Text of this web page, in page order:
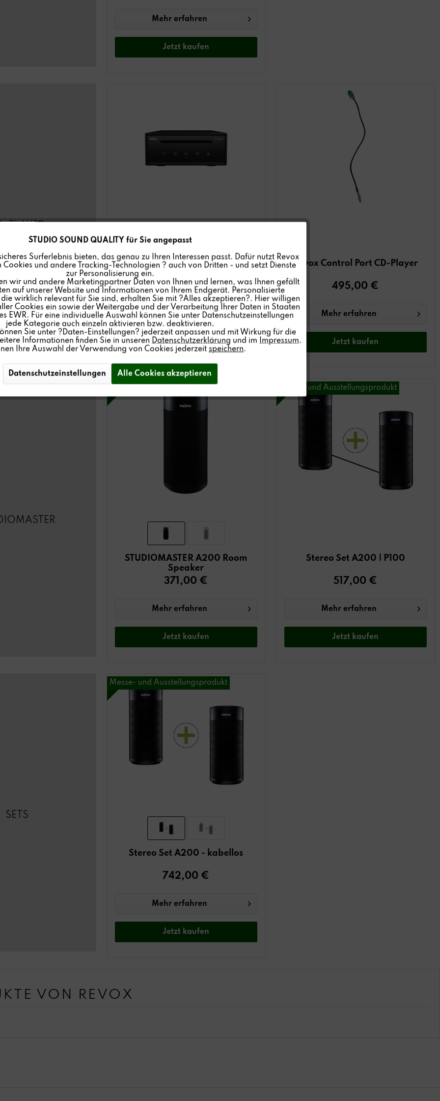
Mehr erfahren
Jetzt kaufen
Revox STUDIOMASTER CD100 CD-
1.895,00 €
Mehr erfahren
Jetzt kaufen
Revox Control Port CD-Player
495,00 €
Mehr erfahren
Jetzt kaufen
STUDIOMASTER A200 Room
Speaker
371,00 €
Mehr erfahren
Jetzt kaufen
Messe- und Ausstellungsprodukt
Stereo Set A200 | P100
517,00 €
Mehr erfahren
Jetzt kaufen
SETS
Messe- und Ausstellungsprodukt
Stereo Set A200 - kabellos
742,00 €
Mehr erfahren
Jetzt kaufen
VON REVOX
Inaktiv
Inaktiv
Inaktiv
STUDIO SOUND QUALITY für Sie angepasst
Surferlebnis bieten, das genau zu Ihren Interessen passt. Dafür nutzt Revox
Cookies und andere Tracking-Technologien ? auch von Dritten - und setzt Dienste
zur Personalisierung ein.
wir und andere Marketingpartner Daten von Ihnen und lernen, was Ihnen gefällt
auf unserer Website und Informationen von Ihrem Endgerät. Personalisierte
wirklich relevant für Sie sind, erhalten Sie mit ?Alles akzeptieren?. Hier willigen
Cookies ein sowie der Weitergabe und der Verarbeitung Ihrer Daten in Staaten
EWR. Für eine individuelle Auswahl können Sie unter Datenschutzeinstellungen
jede Kategorie auch einzeln aktivieren bzw. deaktivieren.
Sie unter ?Daten-Einstellungen? jederzeit anpassen und mit Wirkung für die
Informationen finden Sie in unseren Datenschutzerklärung und im Impressum.
Ihre Auswahl der Verwendung von Cookies jederzeit speichern.
Datenschutzeinstellungen Alle Cookies akzeptieren